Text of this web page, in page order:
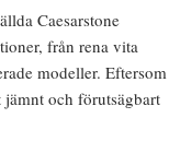
Caesarstone
från rena vita
modeller. Eftersom
och förutsägbart